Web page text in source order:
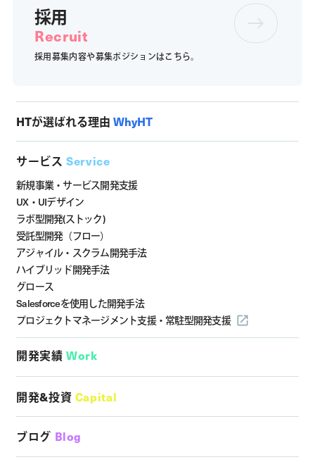
採用
Recruit
採用募集内容や募集ポジションはこちら。
HTが選ばれる理由 WhyHT
サービス Service
新規事業・サービス開発支援
UX・UIデザイン
ラボ型開発(ストック)
受託型開発（フロー）
アジャイル・スクラム開発手法
ハイブリッド開発手法
グロース
Salesforceを使用した開発手法
プロジェクトマネージメント支援・ 常駐型開発支援
開発実績 Work
開発&投資 Capital
ブログ Blog